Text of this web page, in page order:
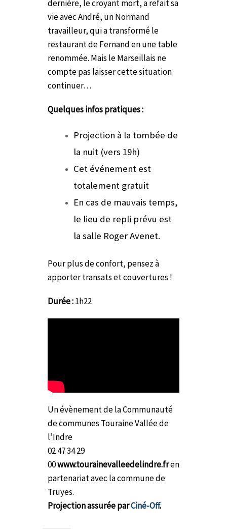
dernière, le croyant mort, a refait sa
vie avec André, un Normand
travailleur, qui a transformé le
restaurant de Fernand en une table
renommée. Mais le Marseillais ne
compte pas laisser cette situation
continuer…
Quelques infos pratiques :
Projection à la tombée de
la nuit (vers 19h)
Cet événement est
totalement gratuit
En cas de mauvais temps,
le lieu de repli prévu est
la salle Roger Avenet.
Pour plus de confort, pensez à
apporter transats et couvertures !
Durée :1h22
Un évènement de la Communauté
de communes Touraine Vallée de
l’Indre
02 47 34 29
00www.tourainevalleedelindre.fren
partenariat avec la commune de
Truyes.
Projection assurée parCiné-Off.